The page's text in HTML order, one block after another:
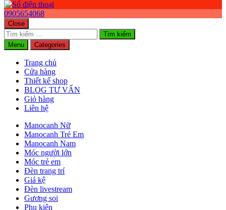
0905654068
Close
Tìm
kiếm
cho:
Menu Categories
Trang chủ
Cửa hàng
Thiết kế shop
BLOG TƯ VẤN
Giỏ hàng
Liên hệ
Manocanh Nữ
Manocanh Trẻ Em
Manocanh Nam
Móc người lớn
Móc trẻ em
Đèn trang trí
Giá kệ
Đèn livestream
Gương soi
Phụ kiện